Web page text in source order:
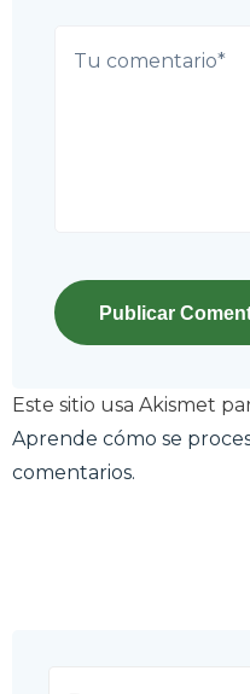
Publicar
Este sitio usa Akismet
Aprende cómo se
comentarios.